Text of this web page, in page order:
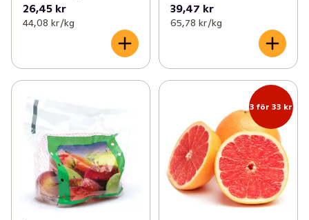
26,45 kr
44,08 kr /kg
39,47 kr
65,78 kr /kg
3 för 33 kr